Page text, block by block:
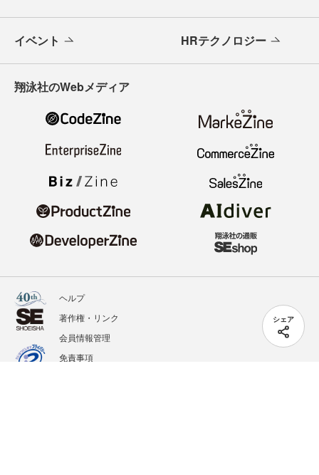
シェア
イベント HRテクノロジー
翔泳社のWebメディア
ヘルプ
著作権・リンク
会員情報管理
免責事項